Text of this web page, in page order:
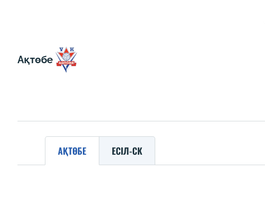
Ақтөбе
АҚТӨБЕ ЕСІЛ-СК